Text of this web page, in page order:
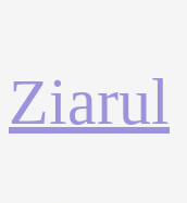
la
conținut
Ziarul